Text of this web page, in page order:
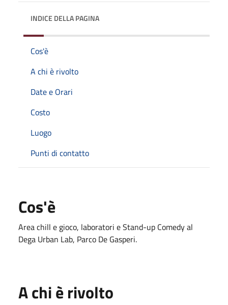
INDICE DELLA PAGINA
Cos'è
A chi è rivolto
Date e Orari
Costo
Luogo
Punti di contatto
Cos'è
Area chill e gioco, laboratori e Stand-up Comedy al
Dega Urban Lab, Parco De Gasperi.
A chi è rivolto